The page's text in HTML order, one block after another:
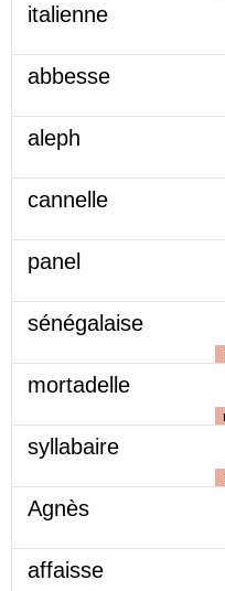
italienne
abbesse
aleph
cannelle
panel
sénégalaise
mortadelle
syllabaire
Agnès
affaisse